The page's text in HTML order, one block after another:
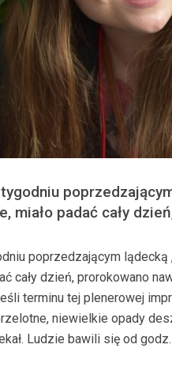
miało padać cały
poprzedzającym lądecką
cały dzień, prorokowano
terminu tej plenerowej
niewielkie opady
Ludzie bawili się od